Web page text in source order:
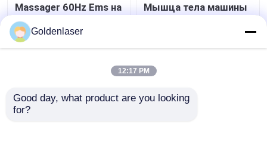
Massager 60Hz Ems на
потеря веса 3 в 1
Massager тела Ems
ультракрасном
Мышца тела машины
красоты потери веса
стимулятора мышцы
Goldenlaser
12:17 PM
Good day, what product are you looking
for?